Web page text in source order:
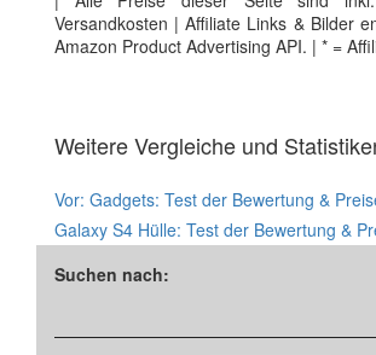
Versandkosten | Affiliate Links & Bilder
Amazon Product Advertising API. | * =
Weitere Vergleiche und
Vor: Gadgets: Test der Bewertung &
Galaxy S4 Hülle: Test der Bewertung &
Suchen nach: